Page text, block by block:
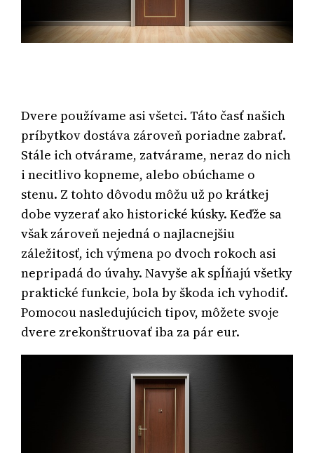
Dvere používame asi všetci. Táto časť našich
príbytkov dostáva zároveň poriadne zabrať.
Stále ich otvárame, zatvárame, neraz do nich
i necitlivo kopneme, alebo obúchame o
stenu. Z tohto dôvodu môžu už po krátkej
dobe vyzerať ako historické kúsky. Keďže sa
však zároveň nejedná o najlacnejšiu
záležitosť, ich výmena po dvoch rokoch asi
nepripadá do úvahy. Navyše ak spĺňajú všetky
praktické funkcie, bola by škoda ich vyhodiť.
Pomocou nasledujúcich tipov, môžete svoje
dvere zrekonštruovať iba za pár eur.